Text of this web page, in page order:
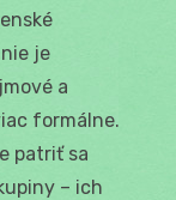
je
a
formálne.
patriť sa
– ich